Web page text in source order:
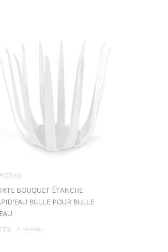
BOUQUET ÉTANCHE
BULLE POUR BULLE
2 Reviews